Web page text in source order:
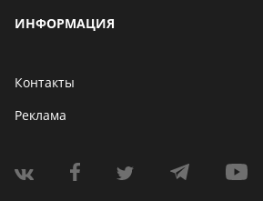
ИНФОРМАЦИЯ
Контакты
Реклама